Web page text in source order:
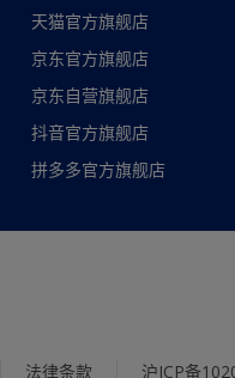
天猫官方旗舰店
京东官方旗舰店
京东自营旗舰店
抖音官方旗舰店
拼多多官方旗舰店
法律条款 沪ICP备